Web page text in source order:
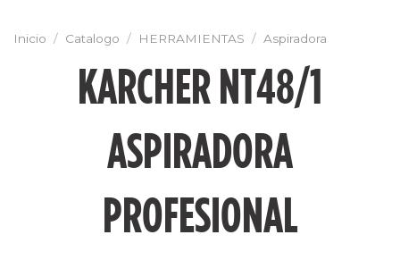
Inicio / Catalogo / HERRAMIENTAS / Aspiradora
KARCHER NT48/1
ASPIRADORA
PROFESIONAL